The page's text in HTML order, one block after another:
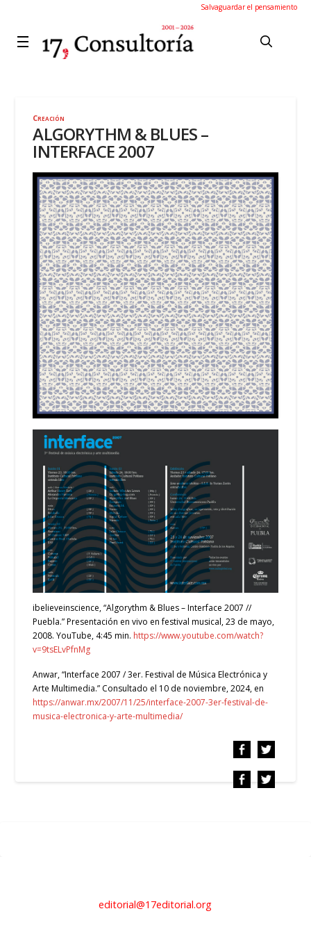
Salvaguardar el pensamiento
Creación
ALGORYTHM & BLUES –
INTERFACE 2007
ibelieveinscience, “Algorythm & Blues – Interface 2007 //
Puebla.” Presentación en vivo en festival musical, 23 de mayo,
2008. YouTube, 4:45 min. https://www.youtube.com/watch?
v=9tsELvPfnMg
Anwar, “Interface 2007 / 3er. Festival de Música Electrónica y
Arte Multimedia.” Consultado el 10 de noviembre, 2024, en
https://anwar.mx/2007/11/25/interface-2007-3er-festival-de-
musica-electronica-y-arte-multimedia/
editorial@17editorial.org